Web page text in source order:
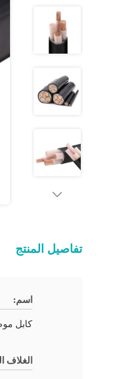
تفاصيل المنتج
اسم:
كابل
الغلاف